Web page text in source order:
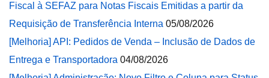
Fiscal à SEFAZ para Notas Fiscais Emitidas a partir da
Requisição de Transferência Interna 05/08/2026
[Melhoria] API: Pedidos de Venda – Inclusão de Dados de
Entrega e Transportadora 04/08/2026